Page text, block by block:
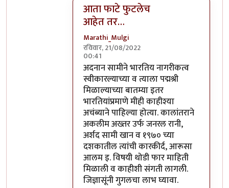
आता फाटे फुटलेच
आहेत तर…
Marathi_Mulgi
रविवार, 21/08/2022
00:41
In reply toकर तर येथील कलाकारही भरतात.
अदनान सामीने भारतिय नागरीकत्व
स्वीकारल्याच्या व त्याला पद्मश्री
मिळाल्याच्या बातम्या इतर
भारतियांप्रमाणे मीही काहीश्या
अचंब्याने पाहिल्या होत्या. कालांतराने
अकलीम अख्तर उर्फ जनरल रानी,
अर्शद सामी खान व १९७० च्या
दशकातील त्यांची कारकीर्द, आरूसा
आलम इ. विषयी थोडी फार माहिती
मिळाली व काहीशी संगती लागली.
जिज्ञासूंनी गुगलचा लाभ घ्यावा.